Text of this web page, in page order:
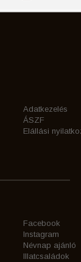
Adatkezelés
ÁSZF
Elállási
Facebook
Instagram
Névnap ajánló
Illatcsaládok